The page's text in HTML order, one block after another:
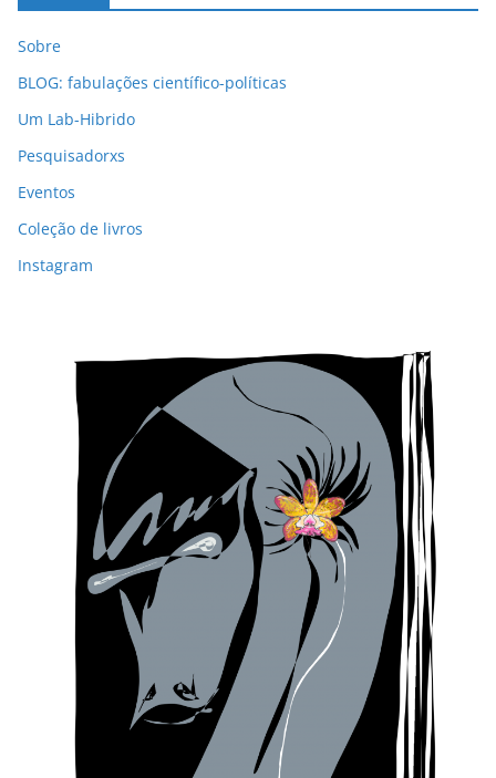
Sobre
BLOG: fabulações científico-políticas
Um Lab-Hibrido
Pesquisadorxs
Eventos
Coleção de livros
Instagram